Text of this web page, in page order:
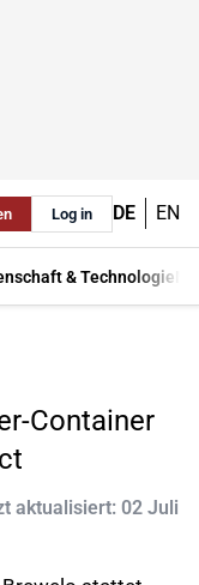
Log in DE EN
& Technologie
Container
aktualisiert: 02 Juli